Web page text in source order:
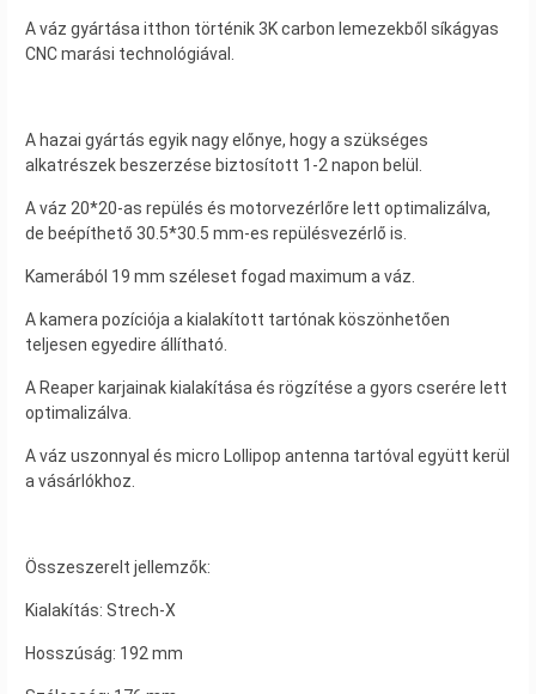
A váz gyártása itthon történik 3K carbon lemezekből síkágyas
CNC marási technológiával.
A hazai gyártás egyik nagy előnye, hogy a szükséges
alkatrészek beszerzése biztosított 1-2 napon belül.
A váz 20*20-as repülés és motorvezérlőre lett optimalizálva,
de beépíthető 30.5*30.5 mm-es repülésvezérlő is.
Kamerából 19 mm széleset fogad maximum a váz.
A kamera pozíciója a kialakított tartónak köszönhetően
teljesen egyedire állítható.
A Reaper karjainak kialakítása és rögzítése a gyors cserére lett
optimalizálva.
A váz uszonnyal és micro Lollipop antenna tartóval együtt kerül
a vásárlókhoz.
Összeszerelt jellemzők:
Kialakítás: Strech-X
Hosszúság: 192 mm